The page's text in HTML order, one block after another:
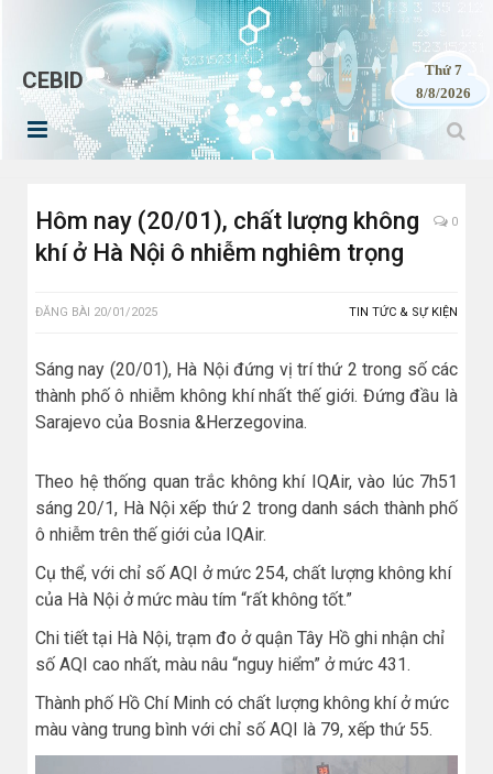
CEBID
Thứ 7
8/8/2026
Hôm nay (20/01), chất lượng không
khí ở Hà Nội ô nhiễm nghiêm trọng
0
ĐĂNG BÀI 20/01/2025 TIN TỨC & SỰ KIỆN
Sáng nay (20/01), Hà Nội đứng vị trí thứ 2 trong số các
thành phố ô nhiễm không khí nhất thế giới. Đứng đầu là
Sarajevo của Bosnia &Herzegovina.
Theo hệ thống quan trắc không khí IQAir, vào lúc 7h51
sáng 20/1, Hà Nội xếp thứ 2 trong danh sách thành phố
ô nhiễm trên thế giới của IQAir.
Cụ thể, với chỉ số AQI ở mức 254, chất lượng không khí
của Hà Nội ở mức màu tím “rất không tốt.”
Chi tiết tại Hà Nội, trạm đo ở quận Tây Hồ ghi nhận chỉ
số AQI cao nhất, màu nâu “nguy hiểm” ở mức 431.
Thành phố Hồ Chí Minh có chất lượng không khí ở mức
màu vàng trung bình với chỉ số AQI là 79, xếp thứ 55.